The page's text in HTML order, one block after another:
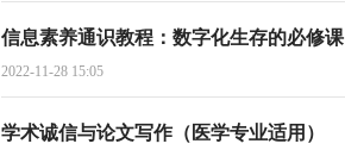
信息素养通识教程：数字化生存的必修课
2022-11-28 15:05
学术诚信与论文写作（医学专业适用）